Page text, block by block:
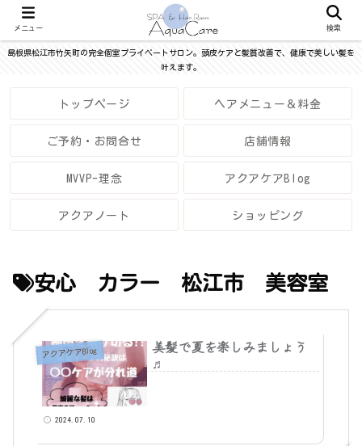
島根県松江市竹矢町の完全個室プライベートサロン。頭皮ケアと髪質改善で、健康で美しい髪を
叶えます。
トップページ ヘアメニュー＆料金
ご予約・お問合せ 店舗情報
MVVP-理念 アクアケアBlog
アクアノート ショッピング
安心 カラー 松江市 美容室
アクアケアBlog
美髪で夏を楽しみましょう
♬
2024.07.10
メニュー 検索